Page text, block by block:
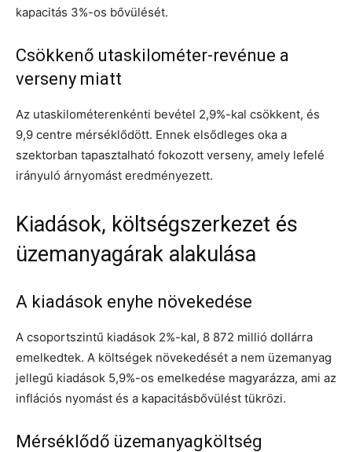
kapacitás 3%-os bővülését.
Csökkenő utaskilométer-revénue a
verseny miatt
Az utaskilométerenkénti bevétel 2,9%-kal csökkent, és
9,9 centre mérséklődött. Ennek elsődleges oka a
szektorban tapasztalható fokozott verseny, amely lefelé
irányuló árnyomást eredményezett.
Kiadások, költségszerkezet és
üzemanyagárak alakulása
A kiadások enyhe növekedése
A csoportszintű kiadások 2%-kal, 8 872 millió dollárra
emelkedtek. A költségek növekedését a nem üzemanyag
jellegű kiadások 5,9%-os emelkedése magyarázza, ami az
inflációs nyomást és a kapacitásbővülést tükrözi.
Mérséklődő üzemanyagköltség